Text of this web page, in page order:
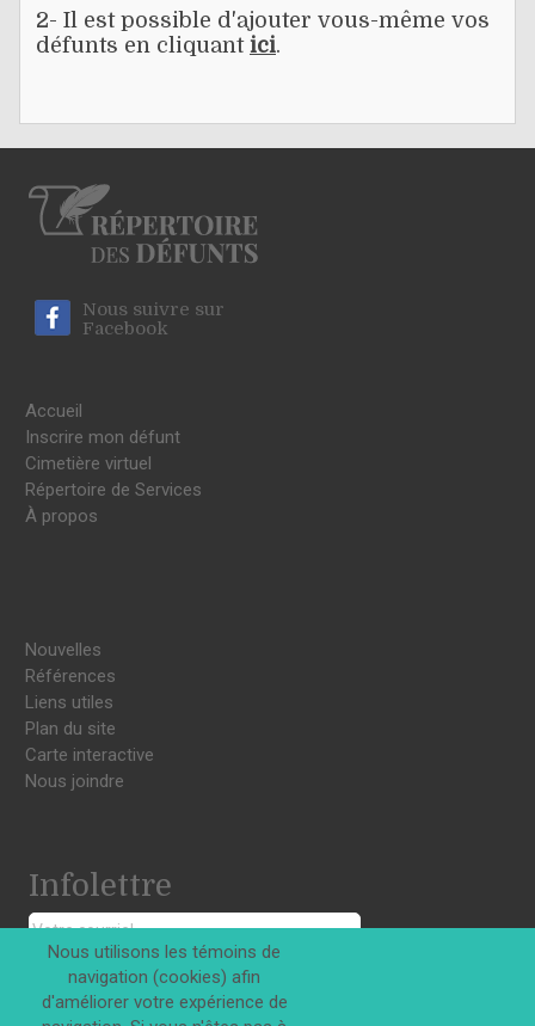
2- Il est possible d'ajouter vous-même vos
défunts en cliquant ici.
Nous suivre sur
Facebook
Accueil
Inscrire mon défunt
Cimetière virtuel
Répertoire de Services
À propos
Nouvelles
Références
Liens utiles
Plan du site
Carte interactive
Nous joindre
Infolettre
S'INSCRIRE
Nous utilisons les témoins de
navigation (cookies) afin
d'améliorer votre expérience de